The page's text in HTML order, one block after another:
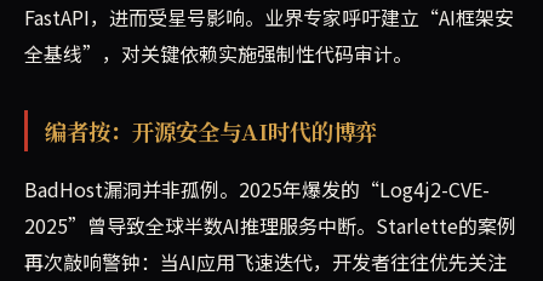
FastAPI，进而受星号影响。业界专家呼吁建立“AI框架安
全基线”，对关键依赖实施强制性代码审计。
编者按：开源安全与AI时代的博弈
BadHost漏洞并非孤例。2025年爆发的“Log4j2-CVE-
2025”曾导致全球半数AI推理服务中断。Starlette的案例
再次敲响警钟：当AI应用飞速迭代，开发者往往优先关注